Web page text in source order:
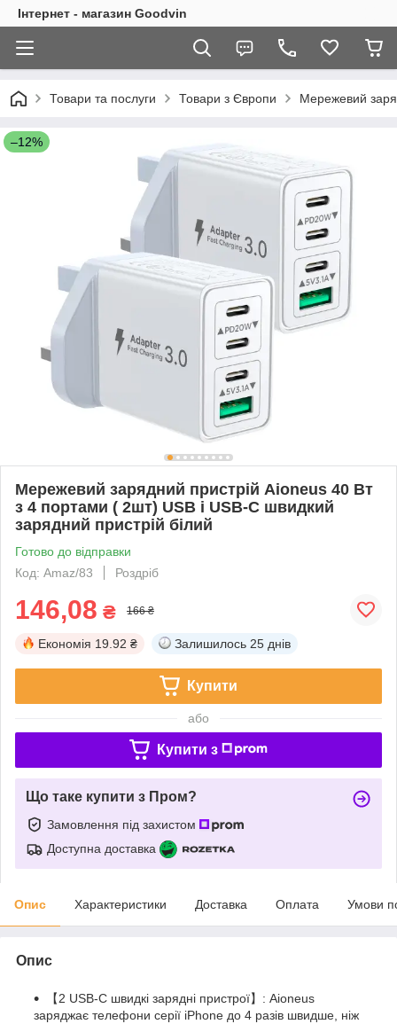
Інтернет - магазин Goodvin
Товари та послуги Товари з Європи Мережевий
–12%
Мережевий зарядний пристрій Aioneus 40 Вт
з 4 портами ( 2шт) USB і USB-C швидкий
зарядний пристрій білий
Готово до відправки
Код: Amaz/83
Роздріб
146,08 ₴ 166 ₴
Економія 19.92 ₴ Залишилось 25 днів
Купити
або
Купити з
Що таке купити з Пром?
Замовлення під захистом
Доступна доставка
Опис Характеристики Доставка Оплата Умови
Опис
【2 USB-C швидкі зарядні пристрої】: Aioneus
заряджає телефони серії iPhone до 4 разів швидше, ніж